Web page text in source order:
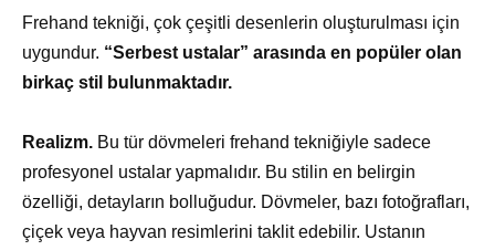
Frehand tekniği, çok çeşitli desenlerin oluşturulması için
uygundur. “Serbest ustalar” arasında en popüler olan
birkaç stil bulunmaktadır.
Realizm. Bu tür dövmeleri frehand tekniğiyle sadece
profesyonel ustalar yapmalıdır. Bu stilin en belirgin
özelliği, detayların bolluğudur. Dövmeler, bazı fotoğrafları,
çiçek veya hayvan resimlerini taklit edebilir. Ustanın